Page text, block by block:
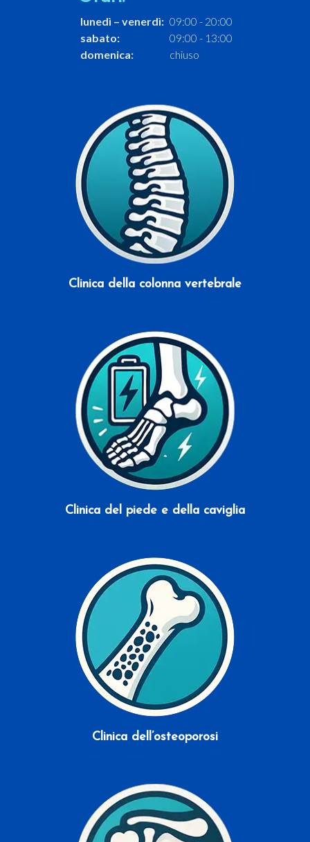
lunedì – venerdì: 09:00 - 20:00
sabato:
09:00 - 13:00
domenica:
chiuso
Clinica della colonna vertebrale
Scopri di più
Clinica del piede e della caviglia
Scopri di più
Clinica dell’osteoporosi
Scopri di più
Scopri di più